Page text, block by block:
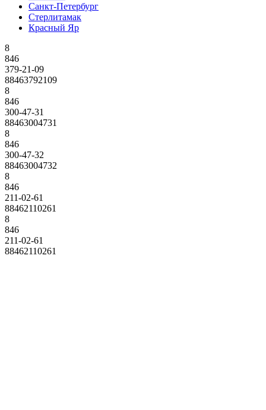
Санкт-Петербург
Стерлитамак
Красный Яр
8
846
379-21-09
88463792109
8
846
300-47-31
88463004731
8
846
300-47-32
88463004732
8
846
211-02-61
88462110261
8
846
211-02-61
88462110261